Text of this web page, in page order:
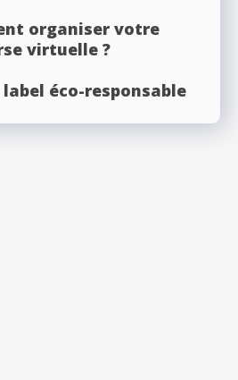
organiser votre
virtuelle ?
éco-responsable